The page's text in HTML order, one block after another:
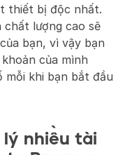
thiết bị độc nhất.
lượng cao sẽ
bạn, vì vậy bạn
của mình
mỗi khi bạn bắt đầu
lý nhiều tài